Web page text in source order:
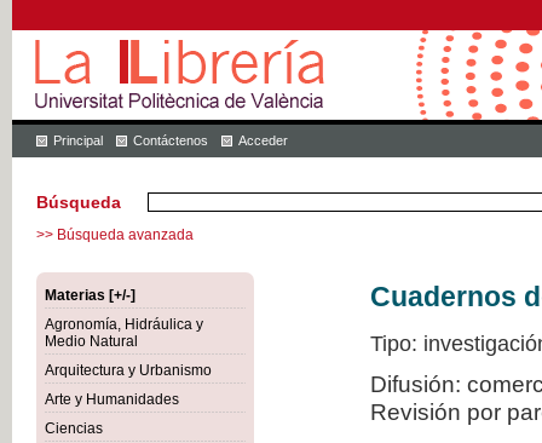
Principal Contáctenos Acceder
Búsqueda
>> Búsqueda avanzada
Materias [+/-]
Agronomía, Hidráulica y
Medio Natural
Arquitectura y Urbanismo
Arte y Humanidades
Ciencias
Cuadernos
Tipo:
Difusión:
Revisión por